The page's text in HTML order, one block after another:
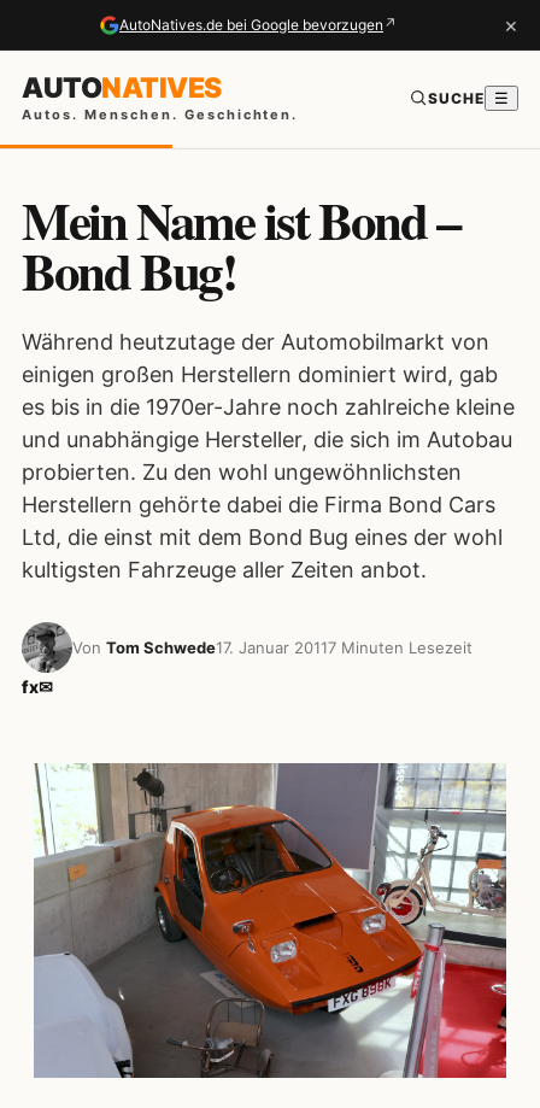
AutoNatives.de bei Google bevorzugen ↗ ×
AUTONATIVES
Autos. Menschen. Geschichten.
SUCHE ☰
Mein Name ist Bond –
Bond Bug!
Während heutzutage der Automobilmarkt von
einigen großen Herstellern dominiert wird, gab
es bis in die 1970er-Jahre noch zahlreiche kleine
und unabhängige Hersteller, die sich im Autobau
probierten. Zu den wohl ungewöhnlichsten
Herstellern gehörte dabei die Firma Bond Cars
Ltd, die einst mit dem Bond Bug eines der wohl
kultigsten Fahrzeuge aller Zeiten anbot.
Von Tom Schwede17. Januar 20117 Minuten Lesezeit
fx✉